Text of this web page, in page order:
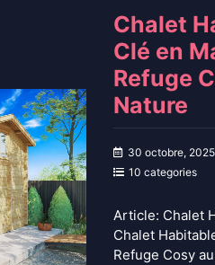
Chalet
Clé en
Refuge
Nature
30 octobre, 2025
10 categories
Article: Chalet
Chalet
Refuge Cosy